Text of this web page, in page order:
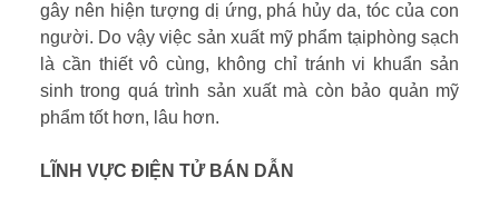
gây nên hiện tượng dị ứng, phá hủy da, tóc của con
người. Do vậy việc sản xuất mỹ phẩm tạiphòng sạch
là cần thiết vô cùng, không chỉ tránh vi khuẩn sản
sinh trong quá trình sản xuất mà còn bảo quản mỹ
phẩm tốt hơn, lâu hơn.
LĨNH VỰC ĐIỆN TỬ BÁN DẪN